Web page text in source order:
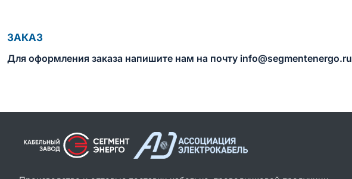
ЗАКАЗ
Для оформления заказа напишите нам на почту info@segmentenergo.ru